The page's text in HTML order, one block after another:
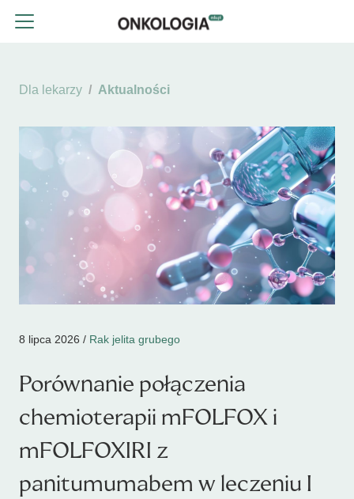
Dla lekarzy Aktualności
8 lipca 2026 / Rak jelita grubego
Porównanie połączenia
chemioterapii mFOLFOX i
mFOLFOXIRI z
panitumumabem w leczeniu I